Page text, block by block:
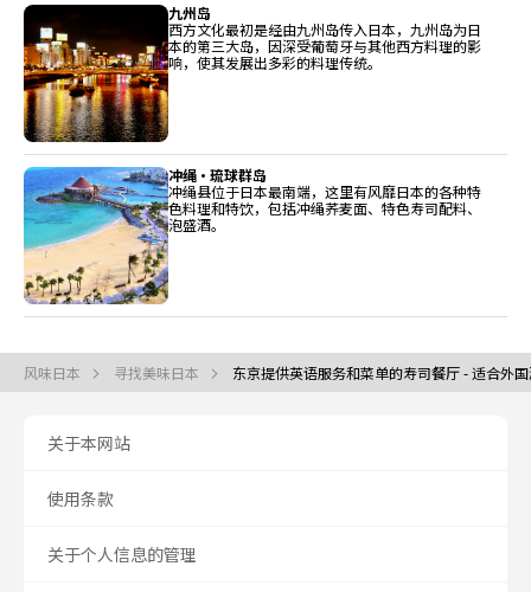
九州岛
西方文化最初是经由九州岛传入日本，九州岛为日
本的第三大岛，因深受葡萄牙与其他西方料理的影
响，使其发展出多彩的料理传统。
冲绳・琉球群岛
冲绳县位于日本最南端，这里有风靡日本的各种特
色料理和特饮，包括冲绳荞麦面、特色寿司配料、
泡盛酒。
风味日本 寻找美味日本 东京提供英语服务和菜单的寿司餐厅 - 适合外
关于本网站
使用条款
关于个人信息的管理